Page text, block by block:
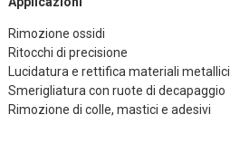
Rimozione ossidi
Ritocchi di precisione
Lucidatura e rettifica materiali metallici
Smerigliatura con ruote di decapaggio
Rimozione di colle, mastici e adesivi